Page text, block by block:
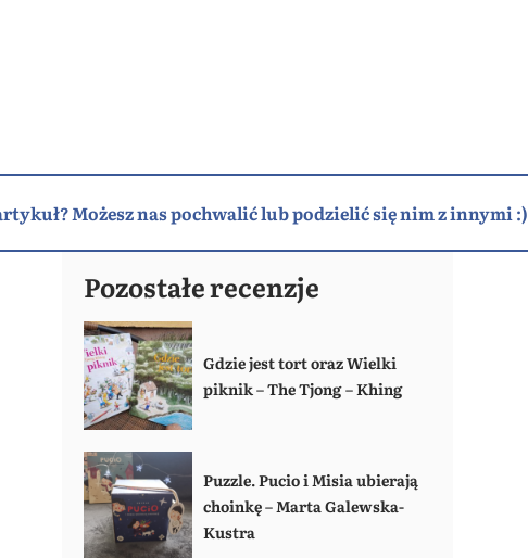
Możesz nas pochwalić lub podzielić się nim z innymi :)
Pozostałe recenzje
Gdzie jest tort oraz Wielki
piknik – The Tjong – Khing
Puzzle. Pucio i Misia ubierają
choinkę – Marta Galewska-
Kustra